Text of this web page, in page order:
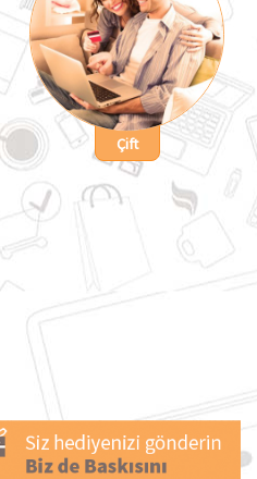
Çift